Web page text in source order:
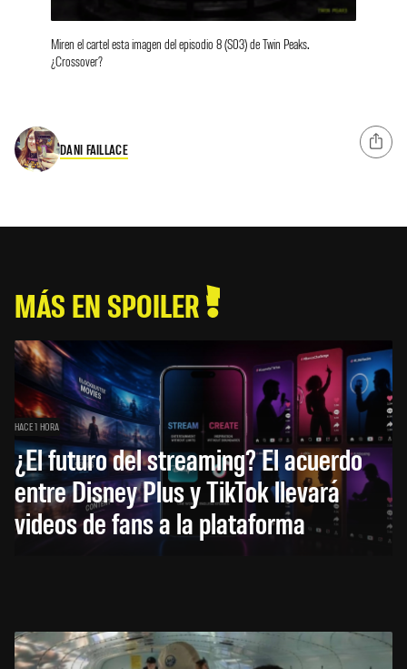
Miren el cartel esta imagen del episodio 8 (S03) de Twin Peaks.
¿Crossover?
DANI FAILLACE
MÁS EN SPOILER
HACE 1 HORA
¿El futuro del streaming? El acuerdo
entre Disney Plus y TikTok llevará
videos de fans a la plataforma